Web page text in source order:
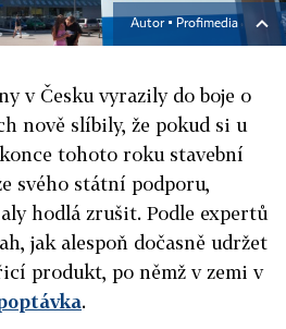
Autor ▪ Profimedia
v Česku vyrazily do boje o
nově slíbily, že pokud si u
tohoto roku stavební
svého státní podporu,
hodlá zrušit. Podle expertů
jak alespoň dočasně udržet
produkt, po němž v zemi v
.